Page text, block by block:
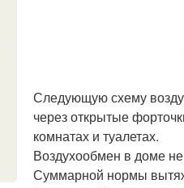
Следующую схему
через открытые
комнатах и туалетах.
Воздухообмен в доме
Суммарной нормы